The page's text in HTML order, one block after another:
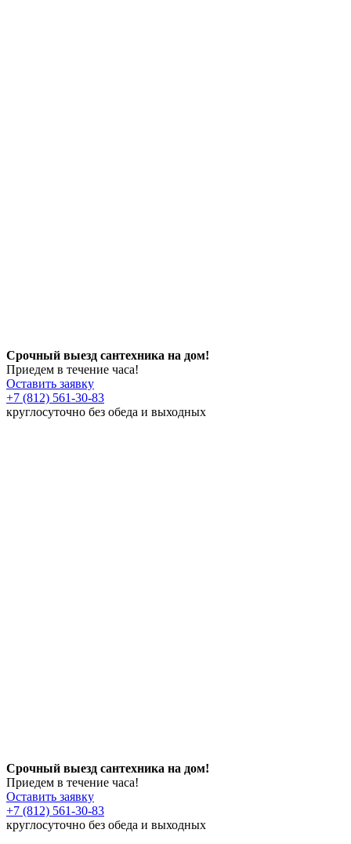
Срочный выезд сантехника на дом!
Приедем в течение часа!
Оставить заявку
+7 (812) 561-30-83
круглосуточно без обеда и выходных
Срочный выезд сантехника на дом!
Приедем в течение часа!
Оставить заявку
+7 (812) 561-30-83
круглосуточно без обеда и выходных